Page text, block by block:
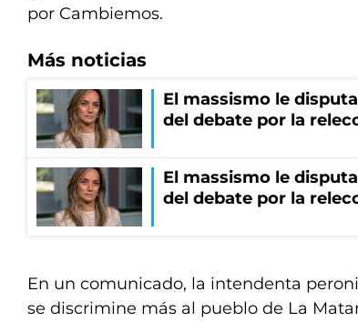
por Cambiemos.
Más noticias
El massismo le
del debate por la
El massismo le
del debate por la
En un comunicado, la intendenta
se discrimine más al pueblo de La